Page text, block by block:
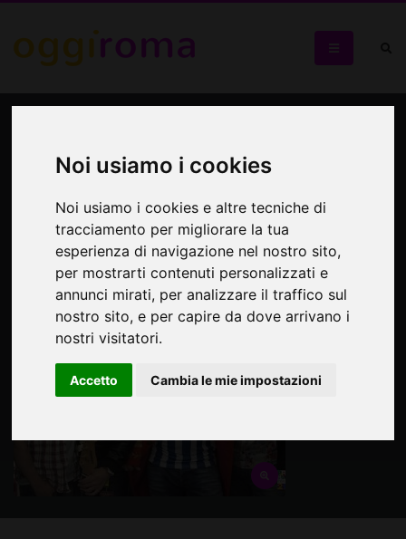
Noi usiamo i cookies
Noi usiamo i cookies e altre tecniche di
tracciamento per migliorare la tua
esperienza di navigazione nel nostro sito,
per mostrarti contenuti personalizzati e
annunci mirati, per analizzare il traffico sul
nostro sito, e per capire da dove arrivano i
nostri visitatori.
Accetto Cambia le mie impostazioni
Sul palco de L’Asino che Vola una band di lunga esperienza